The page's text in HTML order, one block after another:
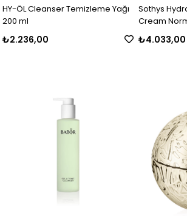
HY-ÖL Cleanser Temizleme Yağı
200 ml
₺2.236,00
Sothys
Cream
Yoğun
Krem 50 ml
₺4.033,00